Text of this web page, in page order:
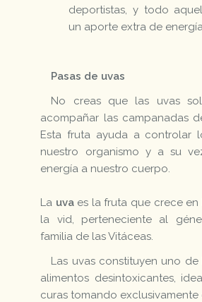
deportistas, y todo
un aporte extra de
Pasas de uvas
No creas que las uvas
acompañar las campanadas
Esta fruta ayuda a controlar
nuestro organismo y a su
energía a nuestro cuerpo.
La uvaes la fruta que crece en
la vid, perteneciente al
familia de las Vitáceas.
Las uvas constituyen uno
alimentos desintoxicantes,
curas tomando exclusivamente